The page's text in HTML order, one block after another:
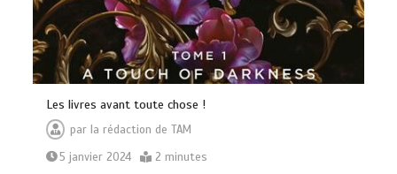
Les livres avant toute chose !
parla rédaction de TAM
5 janvier 2024
2 minutes